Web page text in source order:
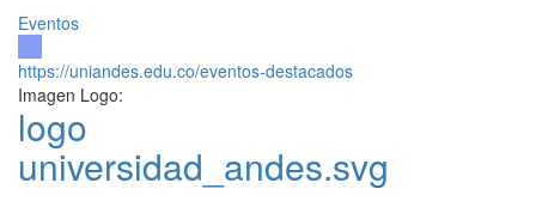
Eventos
https://uniandes.edu.co/eventos-destacados
Imagen Logo:
logo
universidad_andes.svg